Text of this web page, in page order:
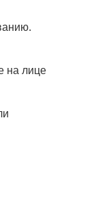
на лице